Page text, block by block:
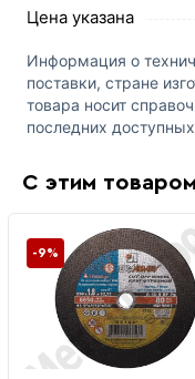
Цена указана
Информация о
поставки, стране
товара носит
последних
С этим
-9%